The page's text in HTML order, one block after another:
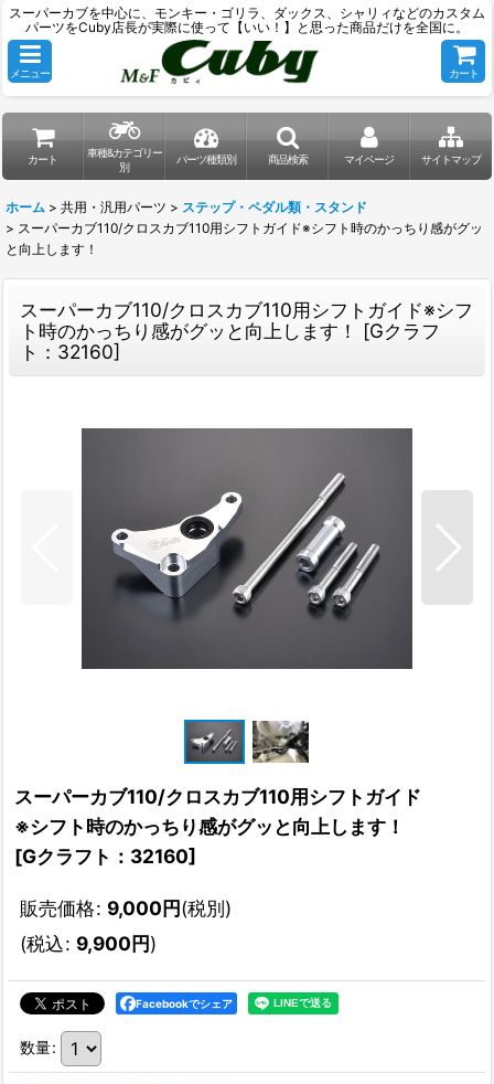
スーパーカブを中心に、モンキー・ゴリラ、ダックス、シャリィなどのカスタム
パーツをCuby店長が実際に使って【いい！】と思った商品だけを全国に。
メニュー カート
カート
車種&カテゴリー
別
パーツ種類別 商品検索 マイページ サイトマップ
ホーム > 共用・汎用パーツ > ステップ・ペダル類・スタンド
> スーパーカブ110/クロスカブ110用シフトガイド※シフト時のかっちり感がグッ
と向上します！
スーパーカブ110/クロスカブ110用シフトガイド※シフ
ト時のかっちり感がグッと向上します！
[Gクラフ
ト：32160]
スーパーカブ110/クロスカブ110用シフトガイド
※シフト時のかっちり感がグッと向上します！
[Gクラフト：32160]
販売価格: 9,000円(税別)
(税込: 9,900円)
Facebookでシェア
数量: